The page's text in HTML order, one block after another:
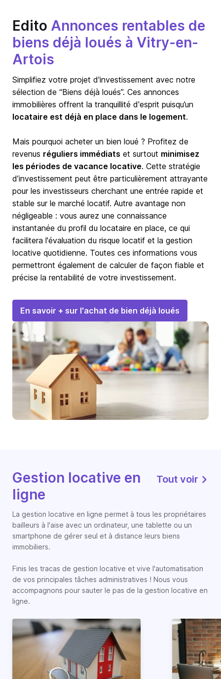
Edito Annonces rentables de
biens déjà loués à Vitry-en-
Artois
Simplifiez votre projet d'investissement avec notre
sélection de “Biens déjà loués”. Ces annonces
immobilières offrent la tranquillité d'esprit puisqu’un
locataire est déjà en place dans le logement.
Mais pourquoi acheter un bien loué ? Profitez de
revenus réguliers immédiats et surtout minimisez
les périodes de vacance locative. Cette stratégie
d’investissement peut être particulièrement attrayante
pour les investisseurs cherchant une entrée rapide et
stable sur le marché locatif. Autre avantage non
négligeable : vous aurez une connaissance
instantanée du profil du locataire en place, ce qui
facilitera l'évaluation du risque locatif et la gestion
locative quotidienne. Toutes ces informations vous
permettront également de calculer de façon fiable et
précise la rentabilité de votre investissement.
En savoir + sur l'achat de bien déjà loués
Gestion locative en
ligne
Tout voir
La gestion locative en ligne permet à tous les propriétaires
bailleurs à l'aise avec un ordinateur, une tablette ou un
smartphone de gérer seul et à distance leurs biens
immobiliers.
Finis les tracas de gestion locative et vive l'automatisation
de vos principales tâches administratives ! Nous vous
accompagnons pour sauter le pas de la gestion locative en
ligne.